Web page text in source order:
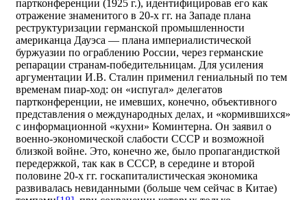
партконференции (1925 г.), идентифицировав его как
отражение знаменитого в 20-х гг. на Западе плана
реструктуризации германской промышленности
американца Дауэса — плана империалистической
буржуазии по ограблению России, через германские
репарации странам-победительницам. Для усиления
аргументации И.В. Сталин применил гениальный по тем
временам пиар-ход: он «испугал» делегатов
партконференции, не имевших, конечно, объективного
представления о международных делах, и «кормившихся»
с информационной «кухни» Коминтерна. Он заявил о
военно-экономической слабости СССР и возможной
близкой войне. Это, конечно же, было пропагандисткой
передержкой, так как в СССР, в середине и второй
половине 20-х гг. госкапиталистическая экономика
развивалась невиданными (больше чем сейчас в Китае)